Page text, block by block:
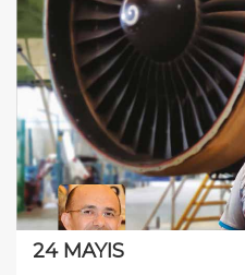
24 MAYIS